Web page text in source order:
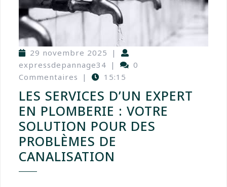
29 novembre 2025
|
expressdepannage34 |
0
Commentaires
| 15:15
LES SERVICES D’UN EXPERT
EN PLOMBERIE : VOTRE
SOLUTION POUR DES
PROBLÈMES DE
CANALISATION